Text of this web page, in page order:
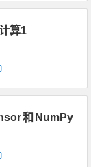
算1
和NumPy